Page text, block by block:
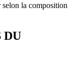
la composition
DU